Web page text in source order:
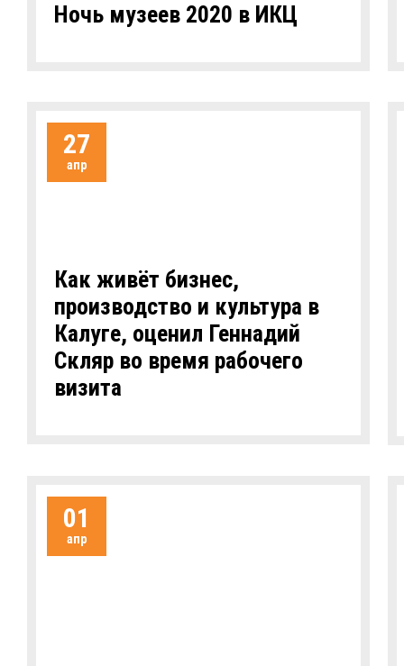
Ночь музеев 2020 в ИКЦ
27
апр
Как живёт бизнес,
производство и культура в
Калуге, оценил Геннадий
Скляр во время рабочего
визита
01
апр